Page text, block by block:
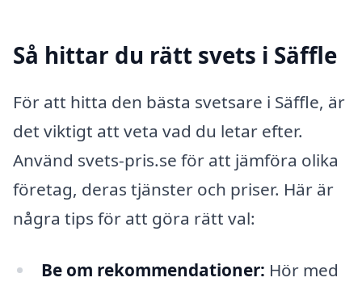
Så hittar du rätt svets i Säffle
För att hitta den bästa svetsare i Säffle, är
det viktigt att veta vad du letar efter.
Använd svets-pris.se för att jämföra olika
företag, deras tjänster och priser. Här är
några tips för att göra rätt val:
Be om rekommendationer: Hör med